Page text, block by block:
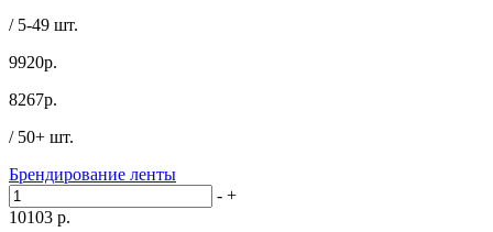
/ 5-49 шт.
9920р.
8267р.
/ 50+ шт.
Брендирование ленты
- +
10103 р.